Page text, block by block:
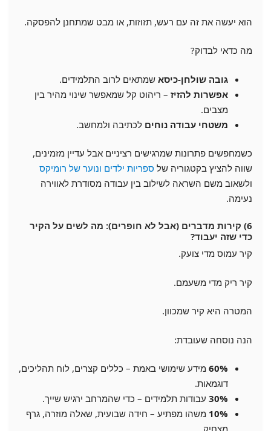
הוא יעשה את זה עם רעש, תזוזות, או מבט שמתחנן להפסקה.
מה כדאי לבדוק?
גובה שולחן-כיסא שמתאים לרוב התלמידים.
אפשרות להזיז – ריהוט קל שמאפשר שינוי מהיר בין
מצבים.
משטחי עבודה נוחים לכתיבה ולמחשב.
כשמחפשים פתרונות שמרגישים רציניים אבל עדיין מזמינים,
שווה להציץ בקטגוריה של ספריות ילדים ונוער של רומיקס
ולשאוב משם השראה לשילוב בין עבודה מסודרת לאווירה
נעימה.
6) קירות מדברים (אבל לא חופרים): מה לשים על הקיר
כדי שזה יעבוד?
קיר עמוס מדי צועק.
קיר ריק מדי משעמם.
המטרה היא קיר שמכוון.
הנה נוסחה שעובדת:
60% מידע שימושי באמת – כללים קצרים, לוח תהליכים,
דוגמאות.
30% עבודות תלמידים – כדי שהמרחב ירגיש שייך.
10% משהו מפתיע – חידה שבועית, שאלה מוזרה, גרף